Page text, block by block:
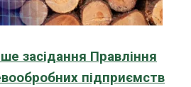
засідання Правління
підприємств